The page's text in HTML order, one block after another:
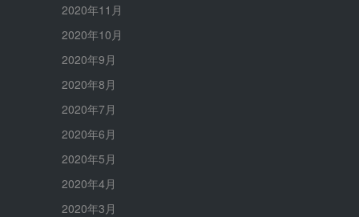
2020年11月
2020年10月
2020年9月
2020年8月
2020年7月
2020年6月
2020年5月
2020年4月
2020年3月